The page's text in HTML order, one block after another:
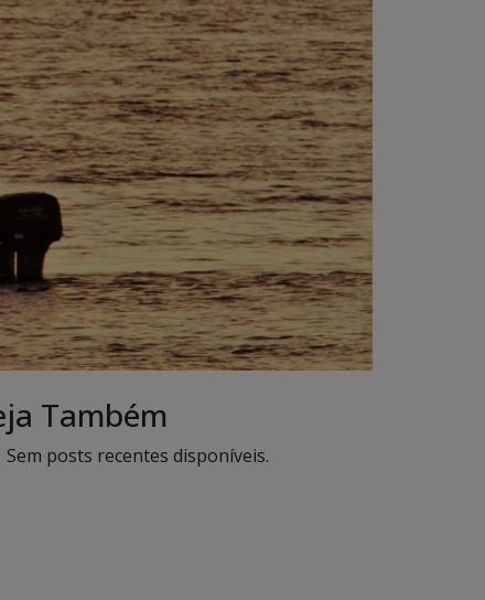
Também
Sem posts recentes disponíveis.